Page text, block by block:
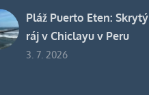
Pláž Puerto Eten: Skrytý
ráj v Chiclayu v Peru
3. 7. 2026